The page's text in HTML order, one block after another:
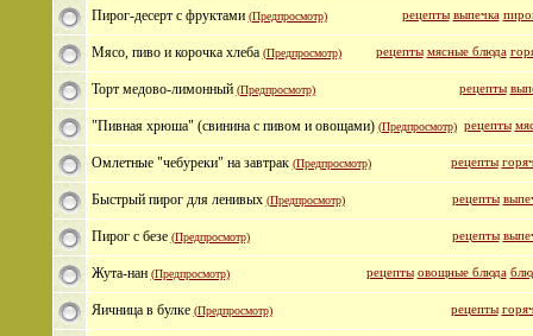
рецепты выпечка
Пирог-десерт с фруктами (Предпросмотр)
рецепты мясные блюда
Мясо, пиво и корочка хлеба (Предпросмотр)
рецепты
Торт медово-лимонный (Предпросмотр)
рецепты
"Пивная хрюша" (свинина с пивом и овощами) (Предпросмотр)
рецепты
Омлетные "чебуреки" на завтрак (Предпросмотр)
рецепты
Быстрый пирог для ленивых (Предпросмотр)
рецепты
Пирог с безе (Предпросмотр)
рецепты овощные блюда
Жута-нан (Предпросмотр)
рецепты
Яичница в булке (Предпросмотр)